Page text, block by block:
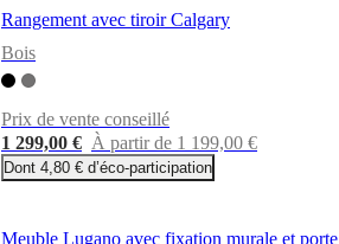
Rangement avec tiroir Calgary
Bois
Prix de vente conseillé
1 299,00 € À partir de 1 199,00 €
Dont 4,80 € d’éco-participation
Meuble Lugano avec fixation murale et porte